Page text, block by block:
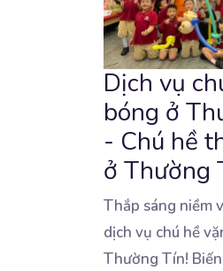
Dịch vụ
bóng ở
- Chú hề
ở Thường
Thắp sáng niềm
dịch vụ chú hề
Thường Tín!